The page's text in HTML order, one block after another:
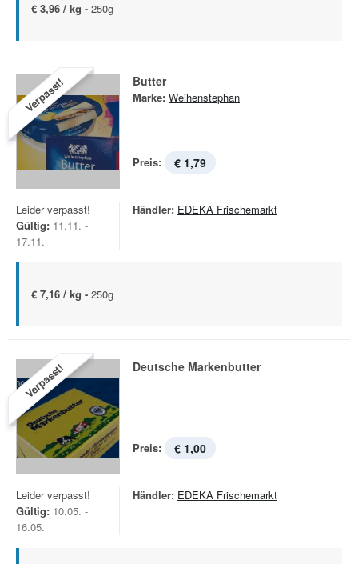
€ 3,96 / kg - 250g
Verpasst! Butter
Marke: Weihenstephan
Preis: € 1,79
Leider verpasst!
Gültig: 11.11. -
17.11.
Händler: EDEKA Frischemarkt
€ 7,16 / kg - 250g
Verpasst! Deutsche Markenbutter
Preis: € 1,00
Leider verpasst!
Gültig: 10.05. -
16.05.
Händler: EDEKA Frischemarkt